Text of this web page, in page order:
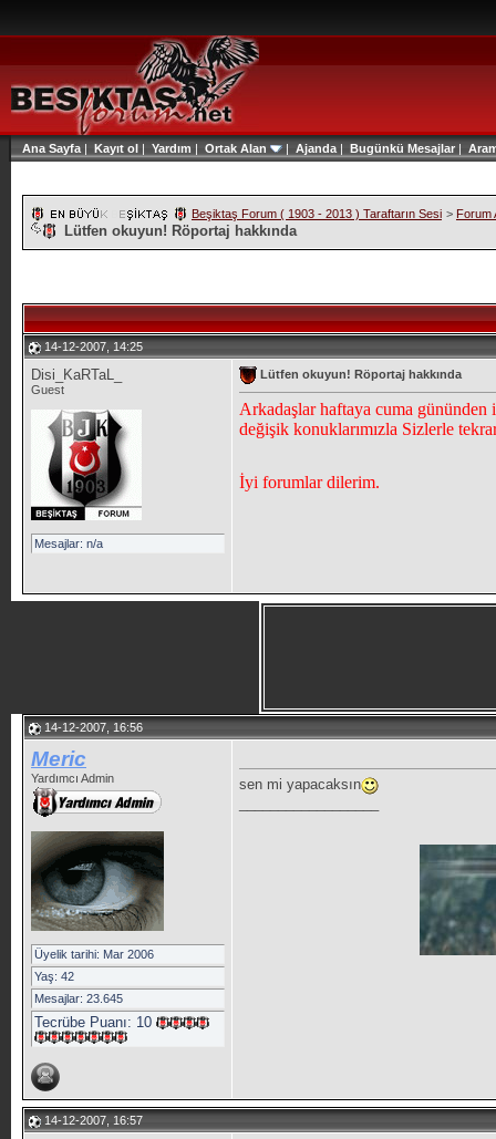
Ana Sayfa | Kayıt ol | Yardım | Ortak Alan | Ajanda | Bugünkü Mesajlar|
Beşiktaş Forum ( 1903 - 2013 ) Taraftarın Sesi > Forum
Lütfen okuyun! Röportaj hakkında
14-12-2007, 14:25
Disi_KaRTaL_
Guest
Mesajlar: n/a
Lütfen okuyun! Röportaj hakkında
Arkadaşlar haftaya cuma
değişik konuklarımızla Sizlerle
İyi forumlar dilerim.
14-12-2007, 16:56
Meric
Yardımcı Admin
Üyelik tarihi: Mar 2006
Yaş: 42
Mesajlar: 23.645
Tecrübe Puanı: 10
sen mi yapacaksın
14-12-2007, 16:57